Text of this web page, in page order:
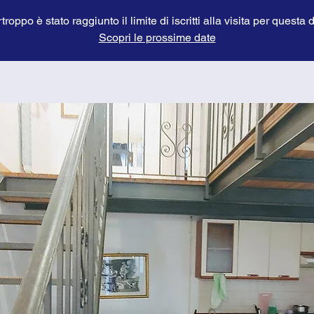
è stato raggiunto il limite di iscritti alla visita per questa
Scopri le prossime date